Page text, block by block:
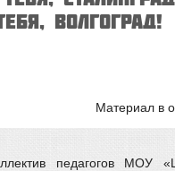
Волгоград!
Материал в
педагогов МОУ